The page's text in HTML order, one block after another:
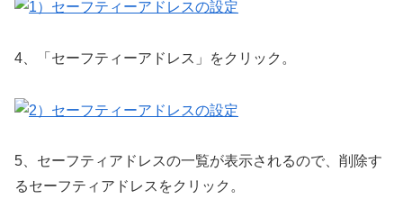
4、「セーフティーアドレス」をクリック。
5、セーフティアドレスの一覧が表示されるので、削除す
るセーフティアドレスをクリック。